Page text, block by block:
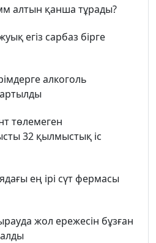
алтын қанша тұрады?
егіз сарбаз бірге
алкоголь
төлемеген
32 қылмыстық іс
ең ірі сүт фермасы
жол ережесін бұзған